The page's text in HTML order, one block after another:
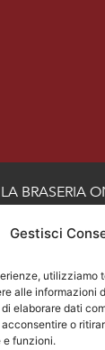
Gestisci
utilizziamo
alle informazioni
elaborare dati
o
e funzioni.
LA BRASERIA
Tel :
Via
Tel :